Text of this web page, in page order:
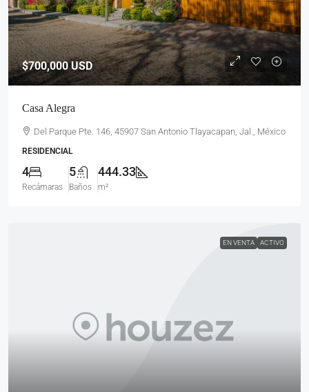
$700,000USD
Casa Alegra
Del Parque Pte. 146, 45907 San Antonio Tlayacapan, Jal., México
RESIDENCIAL
4
Recámaras
5
Baños
444.33
m²
EN VENTA ACTIVO